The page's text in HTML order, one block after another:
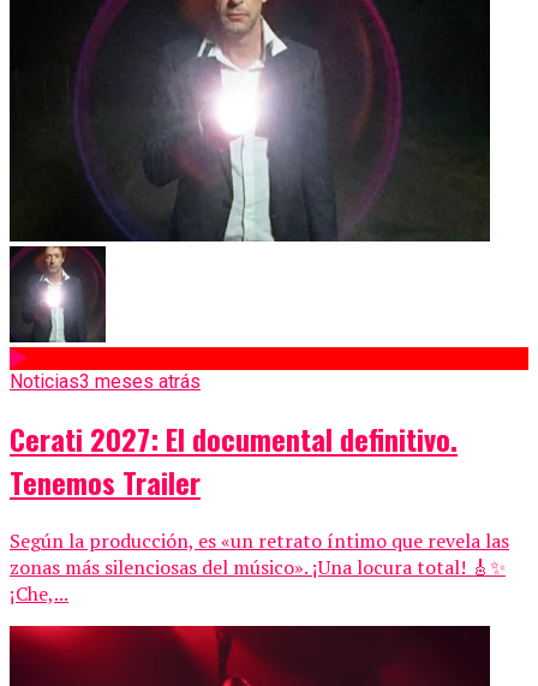
Noticias3 meses atrás
Cerati 2027: El documental definitivo.
Tenemos Trailer
Según la producción, es «un retrato íntimo que revela las
zonas más silenciosas del músico». ¡Una locura total! 🎸✨
¡Che,...